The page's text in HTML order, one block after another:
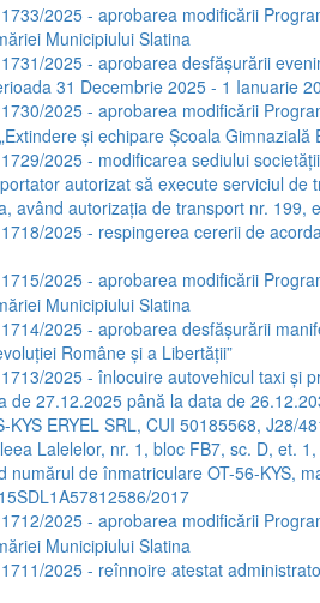
2025 - aprobarea modificării
Municipiului Slatina
2025 - aprobarea desfășurării
31 Decembrie 2025 - 1 Ianuarie
2025 - aprobarea modificării
și echipare Școala Gimnazială
2025 - modificarea sediului
autorizat să execute serviciul de
având autorizația de transport nr. 199,
2025 - respingerea cererii de
2025 - aprobarea modificării
Municipiului Slatina
2025 - aprobarea desfășurării
Române și a Libertății”
2025 - înlocuire autovehicul taxi și
de 27.12.2025 până la data de
KYS ERYEL SRL, CUI 50185568, J28/
Lalelelor, nr. 1, bloc FB7, sc. D, et.
numărul de înmatriculare OT-56-KYS,
2017
2025 - aprobarea modificării
Municipiului Slatina
2025 - reînnoire atestat